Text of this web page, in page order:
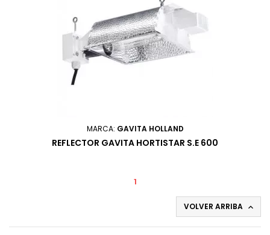
MARCA: GAVITA HOLLAND
REFLECTOR GAVITA HORTISTAR S.E 600
1
VOLVER ARRIBA 